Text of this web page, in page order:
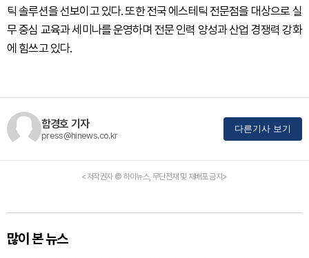
틱 솔루션을 선보이고 있다. 또한 전국 에스테틱 전문점을 대상으로 실
무 중심 교육과 세미나를 운영하며 전문 인력 양성과 산업 경쟁력 강화
에 힘쓰고 있다.
함경호 기자
press@hinews.co.kr
다른기사 보기
<저작권자 © 하이뉴스, 무단전재 및 재배포 금지>
많이 본 뉴스